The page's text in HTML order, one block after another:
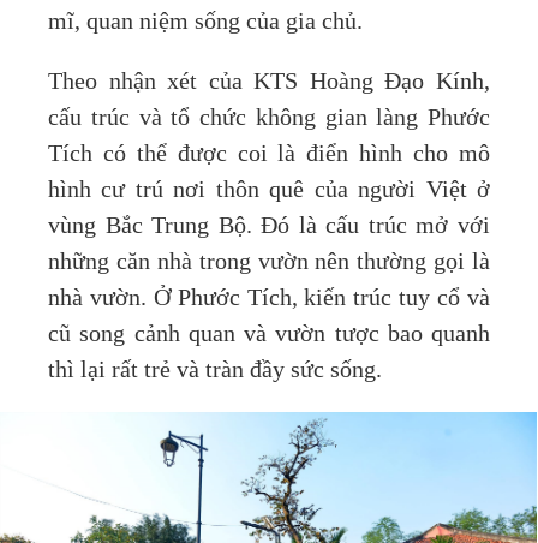
mĩ, quan niệm sống của gia chủ.
Theo nhận xét của KTS Hoàng Đạo Kính,
cấu trúc và tổ chức không gian làng Phước
Tích có thể được coi là điển hình cho mô
hình cư trú nơi thôn quê của người Việt ở
vùng Bắc Trung Bộ. Đó là cấu trúc mở với
những căn nhà trong vườn nên thường gọi là
nhà vườn. Ở Phước Tích, kiến trúc tuy cổ và
cũ song cảnh quan và vườn tược bao quanh
thì lại rất trẻ và tràn đầy sức sống.